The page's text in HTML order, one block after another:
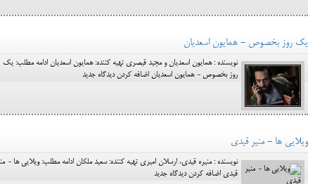
یک روز بخصوص - همایون اسعدیان
نویسنده : همایون اسعدیان و مجید قیصری تهیه کننده: همایون اسعدیان ادامه مطلب: یک
روز بخصوص - همایون اسعدیان اضافه کردن دیدگاه جدید
ویلایی ها - منیر قیدی
نویسنده : منیره قیدی، ارسلان امیری تهیه کننده: سعید ملکان ادامه مطلب: ویلایی ها -
قیدی اضافه کردن دیدگاه جدید